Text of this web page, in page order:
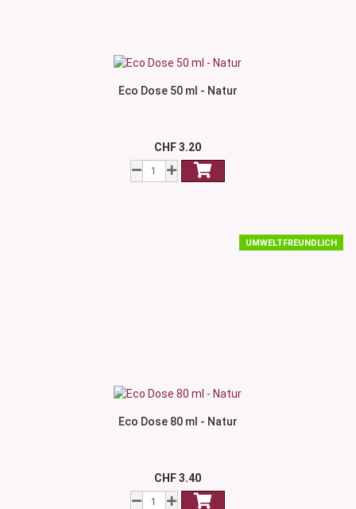
Eco Dose 50 ml - Natur
CHF 3.20
UMWELTFREUNDLICH
Eco Dose 80 ml - Natur
CHF 3.40